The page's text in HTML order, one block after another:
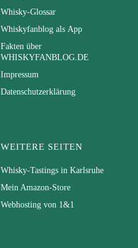
Whisky-Glossar
Whiskyfanblog als App
Fakten über
WHISKYFANBLOG.DE
Impressum
Datenschutzerklärung
WEITERE SEITEN
Whisky-Tastings in Karlsruhe
Mein Amazon-Store
Webhosting von 1&1